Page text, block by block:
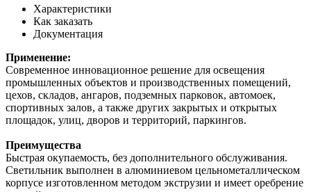
Характеристики
Как заказать
Документация
Применение:
Современное инновационное решение для освещения
промышленных объектов и производственных помещений,
цехов, складов, ангаров, подземных парковок, автомоек,
спортивных залов, а также других закрытых и открытых
площадок, улиц, дворов и территорий, паркингов.
Преимущества
Быстрая окупаемость, без дополнительного обслуживания.
Светильник выполнен в алюминиевом цельнометаллическом
корпусе изготовленном методом экструзии и имеет оребрение